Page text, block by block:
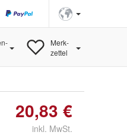
Merk-
zettel
20,83 €
inkl. MwSt.